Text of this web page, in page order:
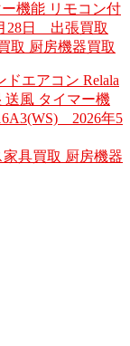
機能 リモコン付
28日 出張買取
取 厨房機器買取
エアコン Relala
送風 タイマー機
2026年5
具買取 厨房機器